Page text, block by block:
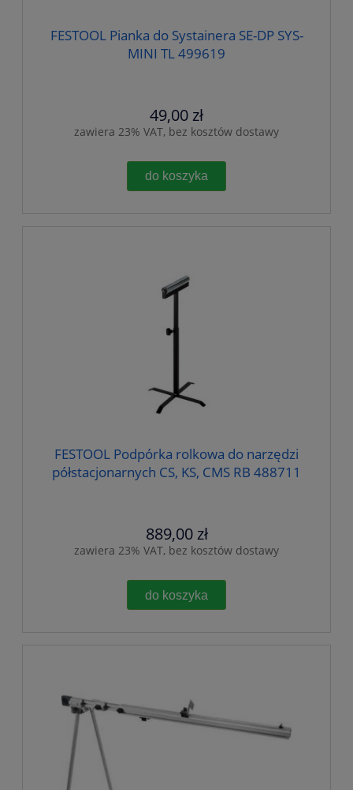
FESTOOL Pianka do Systainera SE-DP SYS-
MINI TL 499619
49,00 zł
zawiera 23% VAT, bez kosztów dostawy
do koszyka
FESTOOL Podpórka rolkowa do narzędzi
półstacjonarnych CS, KS, CMS RB 488711
889,00 zł
zawiera 23% VAT, bez kosztów dostawy
do koszyka